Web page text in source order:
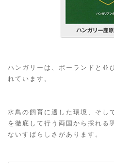
ハンガリーは、ポーランドと並
れています。
水鳥の飼育に適した環境、そし
を徹底して行う両国から採れる
ないすばらしさがあります。